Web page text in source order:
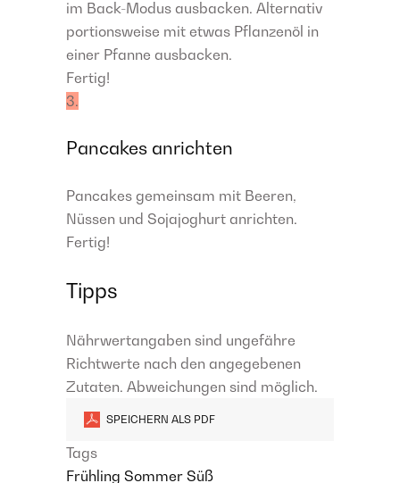
im Back-Modus ausbacken. Alternativ
portionsweise mit etwas Pflanzenöl in
einer Pfanne ausbacken.
Fertig!
3.
Pancakes anrichten
Pancakes gemeinsam mit Beeren,
Nüssen und Sojajoghurt anrichten.
Fertig!
Tipps
Nährwertangaben sind ungefähre
Richtwerte nach den angegebenen
Zutaten. Abweichungen sind möglich.
SPEICHERN ALS PDF
Tags
Frühling Sommer Süß